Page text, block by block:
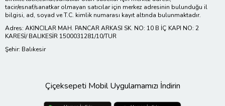
tacir/esnaf/sanatkar olmayan satıcılar için merkez adresinin bulunduğu il
bilgisi, ad, soyad ve T.C. kimlik numarası kayıt altında bulunmaktadır.
Adres: AKINCILAR MAH. PANCAR ARKASI SK. NO: 10 B İÇ KAPI NO: 2
KARESİ/ BALIKESİR 1500031281/10/TUR
Şehir: Balıkesir
Çiçeksepeti Mobil Uygulamamızı İndirin